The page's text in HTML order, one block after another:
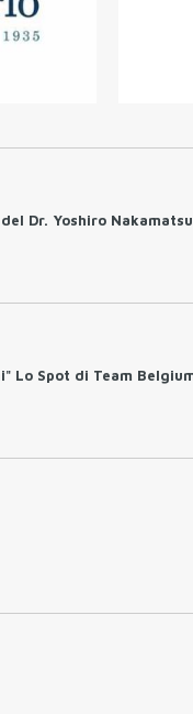
Dr. Yoshiro Nakamatsu
Lo Spot di Team